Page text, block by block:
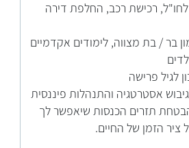
לחו"ל, רכישת רכב, החלפת דירה
בר / בת מצווה, לימודים אקדמיים
לגיל פרישה
אסטרטגיה והתנהלות פיננסית
תזרים הכנסות שיאפשר לך
ציר הזמן של החיים.